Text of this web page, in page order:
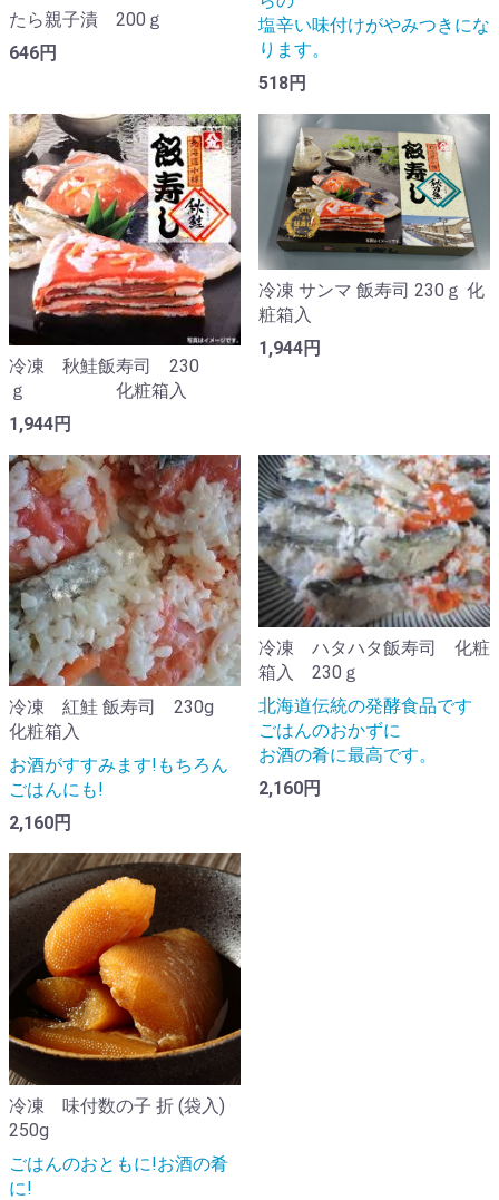
たら親子漬 200ｇ
646円
塩辛い味付けがやみつきにな
ります。
518円
冷凍 秋鮭飯寿司 230
ｇ 化粧箱入
1,944円
冷凍 サンマ 飯寿司 230ｇ 化
粧箱入
1,944円
冷凍 紅鮭 飯寿司 230g
化粧箱入
お酒がすすみます!もちろん
ごはんにも!
2,160円
冷凍 ハタハタ飯寿司 化粧
箱入 230ｇ
北海道伝統の発酵食品です
ごはんのおかずに
お酒の肴に最高です。
2,160円
冷凍 味付数の子 折 (袋入)
250g
ごはんのおともに!お酒の肴
に!